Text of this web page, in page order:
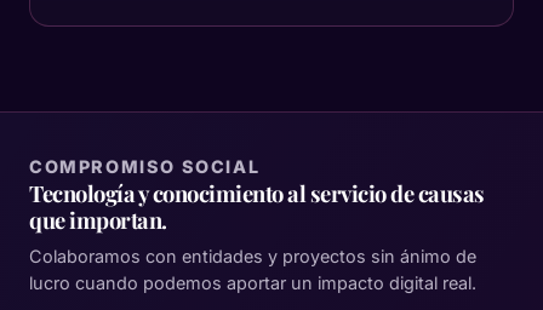
COMPROMISO SOCIAL
Tecnología y conocimiento al servicio de causas
que importan.
Colaboramos con entidades y proyectos sin ánimo de
lucro cuando podemos aportar un impacto digital real.